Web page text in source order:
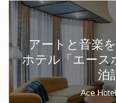
アートと音楽
ホテル「エース
泊
Ace